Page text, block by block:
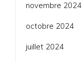
novembre 2024
octobre 2024
juillet 2024